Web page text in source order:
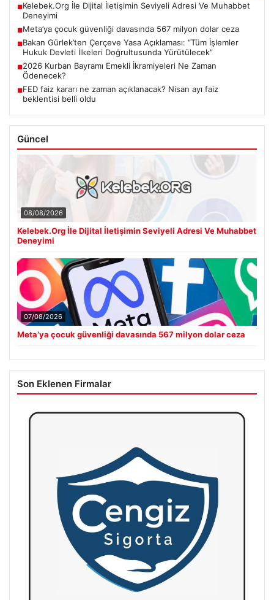
■Kelebek.Org İle Dijital İletişimin Seviyeli Adresi Ve Muhabbet
Deneyimi
■Meta’ya çocuk güvenliği davasında 567 milyon dolar ceza
■Bakan Gürlek’ten Çerçeve Yasa Açıklaması: “Tüm İşlemler
Hukuk Devleti İlkeleri Doğrultusunda Yürütülecek”
■2026 Kurban Bayramı Emekli İkramiyeleri Ne Zaman
Ödenecek?
■FED faiz kararı ne zaman açıklanacak? Nisan ayı faiz
beklentisi belli oldu
Güncel
08/08/2026
Kelebek.Org İle Dijital İletişimin Seviyeli Adresi Ve Muhabbet
Deneyimi
07/08/2026
Meta’ya çocuk güvenliği davasında 567 milyon dolar ceza
Son Eklenen Firmalar